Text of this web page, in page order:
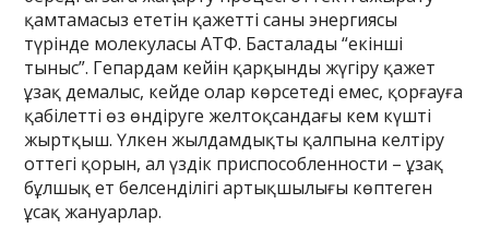
қамтамасыз ететін қажетті саны энергиясы
түрінде молекуласы АТФ. Басталады “екінші
тыныс”. Гепардам кейін қарқынды жүгіру қажет
ұзақ демалыс, кейде олар көрсетеді емес, қорғауға
қабілетті өз өндіруге желтоқсандағы кем күшті
жыртқыш. Үлкен жылдамдықты қалпына келтіру
оттегі қорын, ал үздік приспособленности – ұзақ
бұлшық ет белсенділігі артықшылығы көптеген
ұсақ жануарлар.